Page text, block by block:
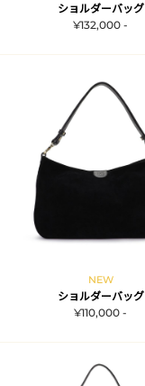
ショルダーバッグ
¥132,000 -
NEW
ショルダーバッグ
¥110,000 -